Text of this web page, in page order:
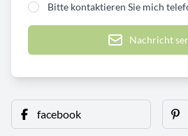
Bitte kontaktieren Sie mich
Nachricht
facebook